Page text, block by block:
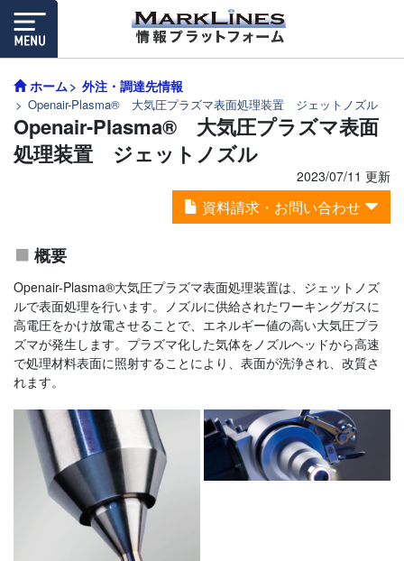
ホーム 外注・調達先情報
Openair-Plasma® 大気圧プラズマ表面処理装置 ジェットノズル
Openair-Plasma® 大気圧プラズマ表面
処理装置 ジェットノズル
2023/07/11 更新
資料請求・お問い合わせ
概要
Openair-Plasma®大気圧プラズマ表面処理装置は、ジェットノズ
ルで表面処理を行います。ノズルに供給されたワーキングガスに
高電圧をかけ放電させることで、エネルギー値の高い大気圧プラ
ズマが発生します。プラズマ化した気体をノズルヘッドから高速
で処理材料表面に照射することにより、表面が洗浄され、改質さ
れます。